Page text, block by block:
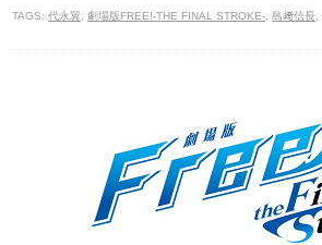
TAGS:代永翼 劇場版FREE!-THE FINAL STROKE- ,島﨑信長 ,